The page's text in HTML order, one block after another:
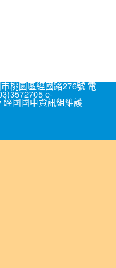
桃園區經國路276號 電
e-
經國國中資訊組維護